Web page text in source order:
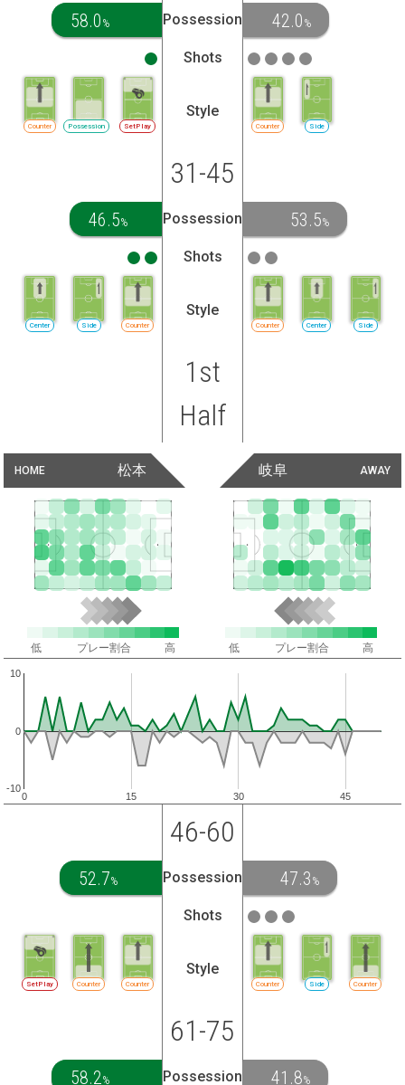
58.0 % Possession 42.0 %
Shots
SetPlay
Possession
Counter
Style
Counter Side
31-45
46.5% Possession 53.5%
Shots
Counter
Side
Center
Style
Counter Center Side
1st
Half
HOME 松本 AWAY
岐阜
低 プレー割合 高 低 プレー割合 高
0 15 30 45
-10
0
10
46-60
52.7% Possession 47.3 %
Shots
Counter
Counter
SetPlay
Style
Counter Side Counter
61-75
58.2% Possession 41.8%